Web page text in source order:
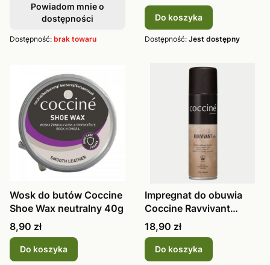
Powiadom mnie o
dostępności
Dostępność: brak towaru
Do koszyka
Dostępność: Jest dostępny
Wosk do butów Coccine
Shoe Wax neutralny 40g
Cena
8,90 zł
Do koszyka
Impregnat do obuwia
Coccine Ravvivant
zamsz, nubuk
Cena
18,90 zł
Do koszyka